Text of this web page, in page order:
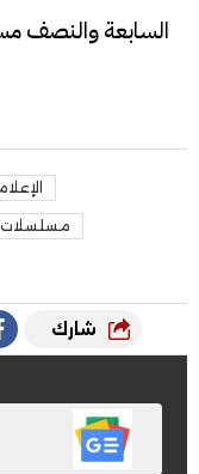
السابعة والنصف
مسلسلات
شارك